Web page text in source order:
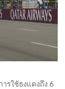
รใช้ธงแดงถึง 6